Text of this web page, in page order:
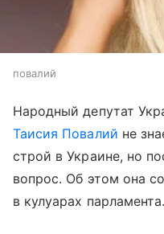
повалий
Народный депутат
Таисия Повалий не
строй в Украине, но
вопрос. Об этом она
в кулуарах парламента.